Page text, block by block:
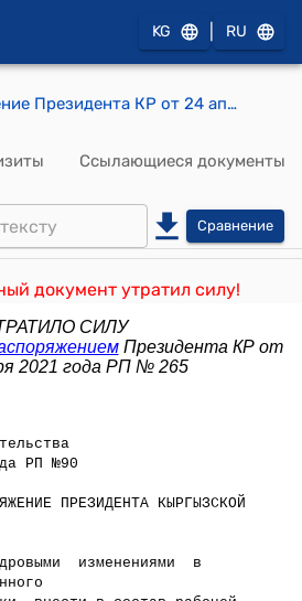
KG RU
Распоряжение Президента КР от 24 апреля 2002 года РП №90
Ссылающиеся документы
Сравнение
документ утратил силу!